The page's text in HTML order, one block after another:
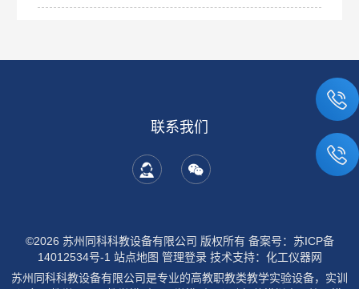
联系我们
©2026 苏州同科科教设备有限公司 版权所有 备案号：苏ICP备
14012534号-1 站点地图 管理登录技术支持： 化工仪器网
苏州同科科教设备有限公司是专业的高教职教类教学实验设备，实训